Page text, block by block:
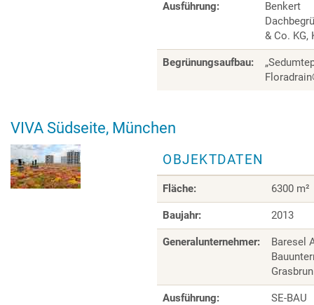
Ausführung:
Benkert
& Co. KG,
Begrünungsaufbau:
VIVA Südseite, München
OBJEKTDATEN
Fläche: 6300 m²
Baujahr: 2013
Generalunternehmer:
Baresel
Ausführung:
SE-BAU